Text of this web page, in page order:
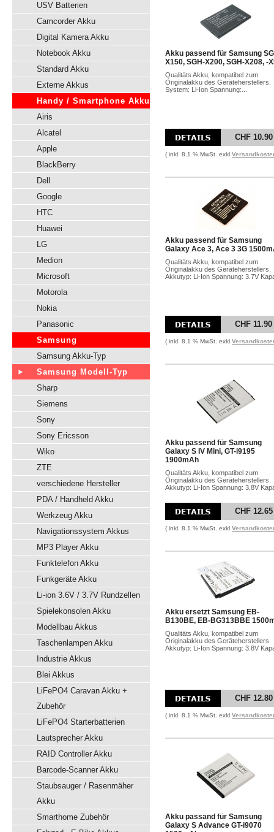
USV Batterien
Camcorder Akku
Digital Kamera Akku
Notebook Akku
Standard Akku
Externe Akkus
Handy / Smartphone Akku
Airis
Alcatel
Apple
BlackBerry
Dell
Google
HTC
Huawei
LG
Medion
Microsoft
Motorola
Nokia
Panasonic
Samsung
Samsung Akku-Typ
Samsung Modell-Typ
Sharp
Siemens
Sony
Sony Ericsson
Wiko
ZTE
verschiedene Hersteller
PDA / Handheld Akku
Werkzeug Akku
Navigationssystem Akkus
MP3 Player Akku
Funktelefon Akku
Funkgeräte Akku
Li-ion 3.6V / 3.7V Rundzellen
Spielekonsolen Akku
Modellbau Akkus
Taschenlampen Akku
Industrie Akkus
Blei Akkus
LiFePO4 Caravan Akku +
Zubehör
LiFePO4 Starterbatterien
Lautsprecher Akku
RAID Controller Akku
Barcode-Scanner Akku
Staubsauger / Rasenmäher
Akku
Smarthome Zubehör
Akku passend für Samsung
X150, SGH-X200, SGH-X208, -
Qualitäts Akku, kompatibel zum
Originalakku des Geräteherstellers.
System: Li-Ion Spannung:...
CHF 10.90
( inkl. 8.1 % MwSt. exkl.
Akku passend für Samsung
Galaxy Ace 3, Ace 3 3G
Qualitäts Akku, kompatibel zum
Originalakku des Geräteherstellers.
Akkutyp: Li-Ion Spannung: 3.7V
CHF 11.90
( inkl. 8.1 % MwSt. exkl.
Akku passend für Samsung
Galaxy S IV Mini, GT-i9195
1900mAh
Qualitäts Akku, kompatibel zum
Originalakku des Geräteherstellers.
Akkutyp: Li-Ion Spannung: 3,8V
CHF 12.65
( inkl. 8.1 % MwSt. exkl.
Akku ersetzt Samsung EB-
B130BE, EB-BG313BBE
Qualitäts Akku, kompatibel zum
Originalakku des Geräteherstellers
Akkutyp: Li-Ion Spannung: 3.8V
CHF 12.80
( inkl. 8.1 % MwSt. exkl.
Akku passand für Samsung
Galaxy S Advance GT-i9070